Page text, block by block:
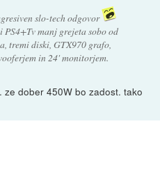
slo-tech odgovor
manj grejeta sobo od
tremi diski, GTX970 grafo,
in 24' monitorjem.
dober 450W bo zadost. tako